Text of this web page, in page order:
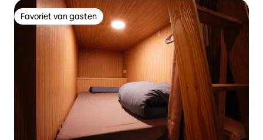
Favoriet van gasten
Favoriet van gasten